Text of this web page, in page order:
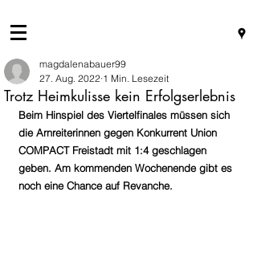
Trotz Heimkulisse kein Erfolgserlebnis
magdalenabauer99
27. Aug. 2022 1 Min. Lesezeit
Beim Hinspiel des Viertelfinales müssen sich
die Arnreiterinnen gegen Konkurrent Union
COMPACT Freistadt mit 1:4 geschlagen
geben. Am kommenden Wochenende gibt es
noch eine Chance auf Revanche.